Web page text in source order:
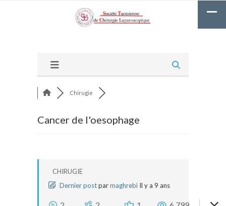
Chirugie
Cancer de l'oesophage
CHIRUGIE
Dernier postparmaghrebi Il y a 9 ans